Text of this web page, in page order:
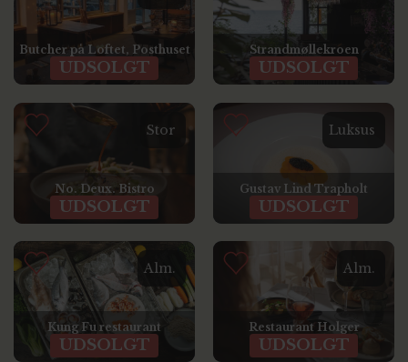
Luksus
Gustav Lind Trapholt
UDSOLGT
Stor
No. Deux. Bistro
UDSOLGT
Strandmøllekroen
UDSOLGT
Butcher på Loftet, Posthuset
UDSOLGT
Alm.
Kung Fu restaurant
UDSOLGT
Alm.
Restaurant Holger
UDSOLGT